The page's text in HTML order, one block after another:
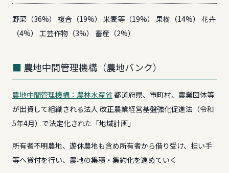
野菜（36%） 複合（19%） 米麦等（19%） 果樹（14%） 花卉
（4%） 工芸作物（3%） 畜産（2%）
農地中間管理機構（農地バンク）
農地中間管理機構：農林水産省都道府県、市町村、農業団体等
が出資して組織される法人 改正農業経営基盤強化促進法（令和
5年4月）で法定化された「地域計画」
所有者不明農地、遊休農地も含め所有者から借り受け、担い手
等へ貸付を行い、農地の集積・集約化を進めていく